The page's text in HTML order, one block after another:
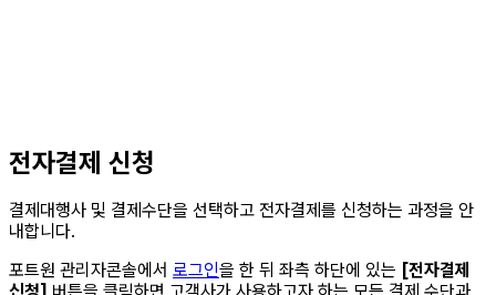
전자결제 신청
결제대행사 및 결제수단을 선택하고 전자결제를 신청하는 과정을 안
내합니다.
포트원 관리자콘솔에서 로그인을 한 뒤 좌측 하단에 있는 [전자결제